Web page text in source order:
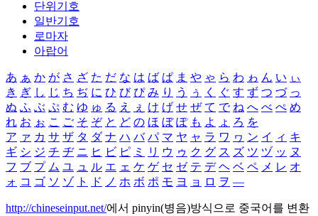
단위기호
일반기호
로마자
아랍어
あ ぁ か が さ ざ た だ な は ば ぱ ま や ゃ ら わ ゎ ん い ぃ
き ぎ し じ ち ぢ に ひ び ぴ み り う ぅ く ぐ す ず つ づ っ
ぬ ふ ぶ ぷ む ゆ ゅ る え ぇ け げ せ ぜ て で ね へ べ ぺ め
れ お ぉ こ ご そ ぞ と ど の ほ ぼ ぽ も よ ょ ろ を
ア ァ カ サ ザ タ ダ ナ ハ バ パ マ ヤ ャ ラ ワ ヮ ン イ ィ キ
ギ シ ジ チ ヂ ニ ヒ ビ ピ ミ リ ウ ゥ ク グ ス ズ ツ ヅ ッ ヌ
フ ブ プ ム ユ ュ ル エ ェ ケ ゲ セ ゼ テ デ ヘ ベ ペ メ レ オ
ォ コ ゴ ソ ゾ ト ド ノ ホ ボ ポ モ ヨ ョ ロ ヲ ―
http://chineseinput.net/에서 pinyin(병음)방식으로 중국어를 변환